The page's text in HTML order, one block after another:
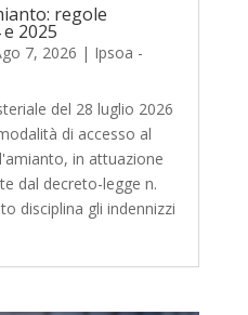
regole
2025
7, 2026 | Ipsoa -
del 28 luglio 2026
di accesso al
in attuazione
dal decreto-legge n.
disciplina gli indennizzi